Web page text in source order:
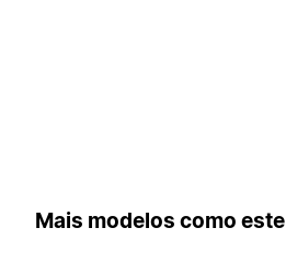
Mais modelos como este